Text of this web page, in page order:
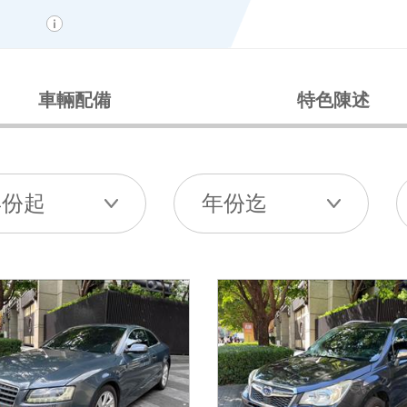
車輛配備 特色陳述